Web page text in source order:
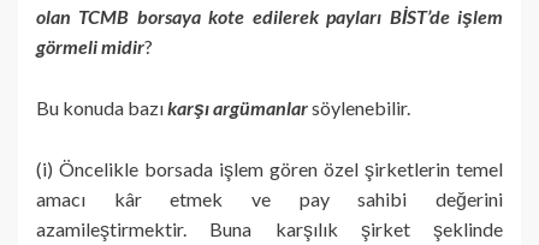
olan TCMB borsaya kote edilerek payları BİST’de işlem
görmeli midir?
Bu konuda bazıkarşı argümanlarsöylenebilir.
(i) Öncelikle borsada işlem gören özel şirketlerin temel
amacı kâr etmek ve pay sahibi değerini
azamileştirmektir. Buna karşılık şirket şeklinde